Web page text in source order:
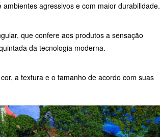
agressivos e com maior durabilidade.
que confere aos produtos a sensação
da tecnologia moderna.
a textura e o tamanho de acordo com suas